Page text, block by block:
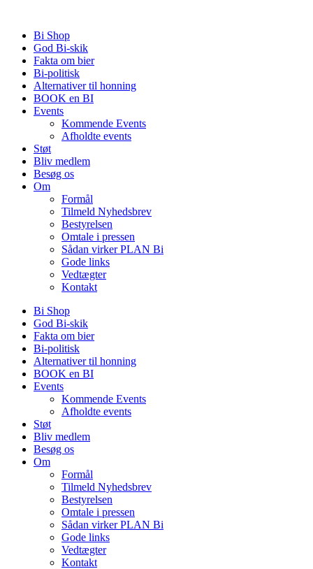
indholdBi Shop
God Bi-skik
Fakta om bier
Bi-politisk
Alternativer til honning
BOOK en BI
Events
Kommende Events
Afholdte events
Støt
Bliv medlem
Besøg os
Om
Formål
Tilmeld Nyhedsbrev
Bestyrelsen
Omtale i pressen
Sådan virker PLAN Bi
Gode links
Vedtægter
Kontakt
Bi Shop
God Bi-skik
Fakta om bier
Bi-politisk
Alternativer til honning
BOOK en BI
Events
Kommende Events
Afholdte events
Støt
Bliv medlem
Besøg os
Om
Formål
Tilmeld Nyhedsbrev
Bestyrelsen
Omtale i pressen
Sådan virker PLAN Bi
Gode links
Vedtægter
Kontakt